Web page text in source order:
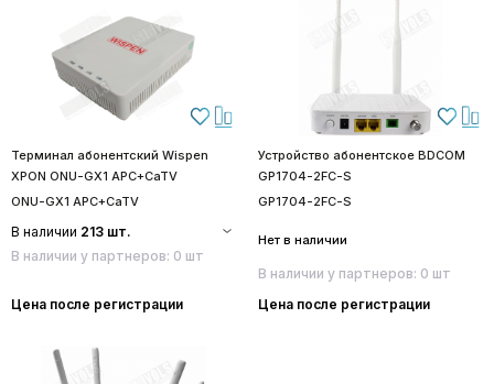
Терминал абонентский Wispen
XPON ONU-GX1 APC+CaTV
ONU-GX1 APC+CaTV
В наличии 213 шт.
В наличии у партнеров: 0 шт
Цена после регистрации
Устройство абонентское BDCOM
GP1704-2FC-S
GP1704-2FC-S
Нет в наличии
В наличии у партнеров: 0 шт
Цена после регистрации